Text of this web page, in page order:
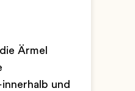
Ärmel
und